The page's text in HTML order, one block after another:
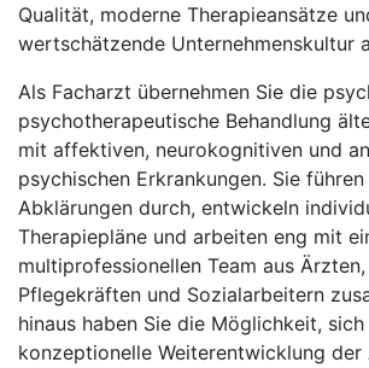
Qualität, moderne Therapieansätze
wertschätzende Unternehmenskultur
Als Facharzt übernehmen Sie die
psychotherapeutische Behandlung
mit affektiven, neurokognitiven und
psychischen Erkrankungen. Sie
Abklärungen durch, entwickeln
Therapiepläne und arbeiten eng mit
multiprofessionellen Team aus
Pflegekräften und Sozialarbeitern
hinaus haben Sie die Möglichkeit,
konzeptionelle Weiterentwicklung der